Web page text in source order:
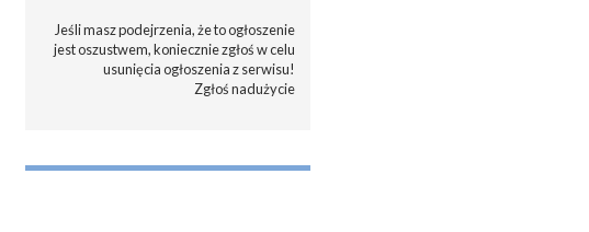
Jeśli masz podejrzenia, że to ogłoszenie
jest oszustwem, koniecznie zgłoś w celu
usunięcia ogłoszenia z serwisu!
Zgłoś nadużycie